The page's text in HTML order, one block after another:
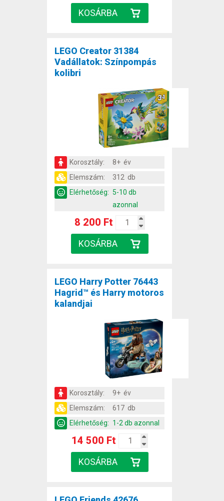
LEGO Creator 31384
Vadállatok: Színpompás
kolibri
Korosztály:
8+ év
Elemszám:
312 db
Elérhetőség: 5-10 db
azonnal
8 200 Ft
LEGO Harry Potter 76443
Hagrid™ és Harry motoros
kalandjai
Korosztály:
9+ év
Elemszám:
617 db
Elérhetőség: 1-2 db azonnal
14 500 Ft